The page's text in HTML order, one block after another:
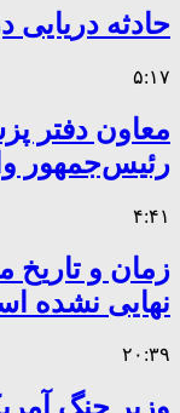
حادثه
۵:۱۷
معاون دفتر
رئیس‌جمهور
۴:۴۱
زمان و تاریخ
نهایی نشده
۲۰:۳۹